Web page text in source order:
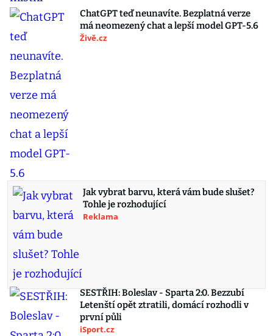
ChatGPT teď neunavíte. Bezplatná verze
má neomezený chat a lepší model GPT-5.6
Živě.cz
Jak vybrat barvu, která vám bude slušet?
Tohle je rozhodující
Reklama
SESTŘIH: Boleslav - Sparta 2:0. Bezzubí
Letenští opět ztratili, domácí rozhodli v
první půli
iSport.cz